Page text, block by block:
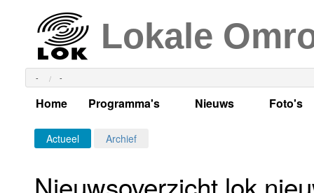
Lokale
- -
Home Programma's
Alle dagen
Nieuws Foto's
Actueel Archief